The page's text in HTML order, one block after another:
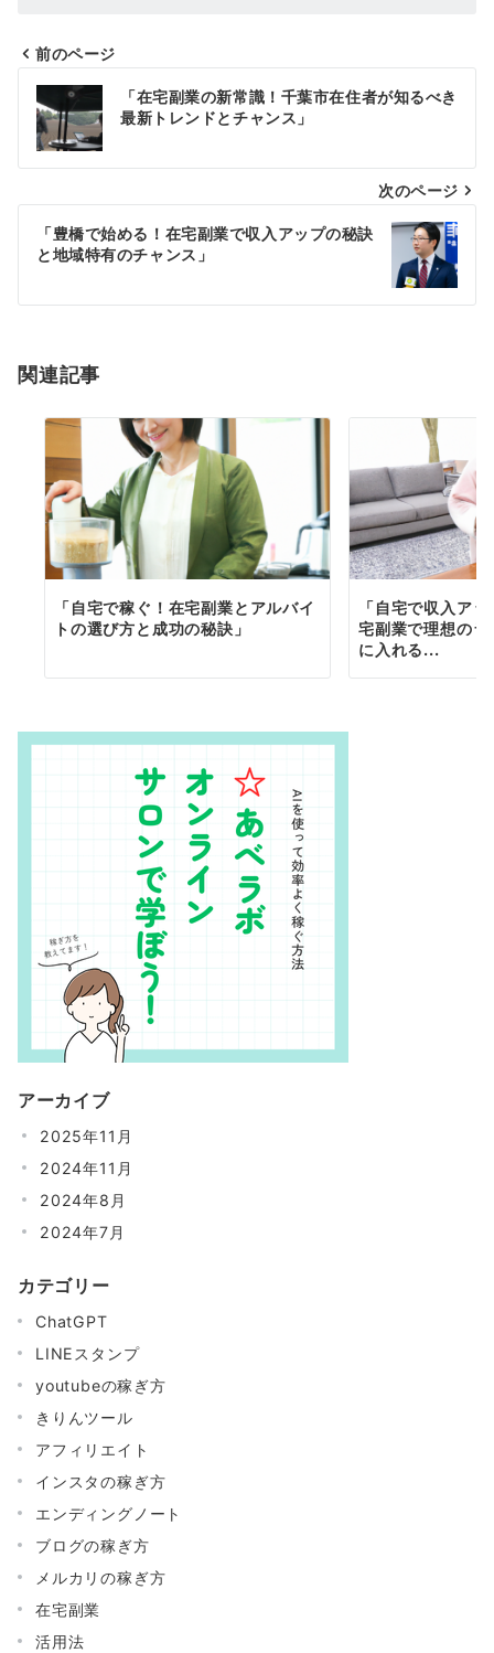
投
稿
ナ
ビ
シ
ン
前のページ
「在宅副業の新常識！千葉市在住者が知るべき
最新トレンドとチャンス」
次のページ
「豊橋で始める！在宅副業で収入アップの秘訣
と地域特有のチャンス」
関連記事
「自宅で稼ぐ！在宅副業とアルバイ
トの選び方と成功の秘訣」
「自宅で収入ア
宅副業で理想の
に入れる...
アーカイブ
2025年11月
2024年11月
2024年8月
2024年7月
カテゴリー
ChatGPT
LINEスタンプ
youtubeの稼ぎ方
きりんツール
アフィリエイト
インスタの稼ぎ方
エンディングノート
ブログの稼ぎ方
メルカリの稼ぎ方
在宅副業
活用法